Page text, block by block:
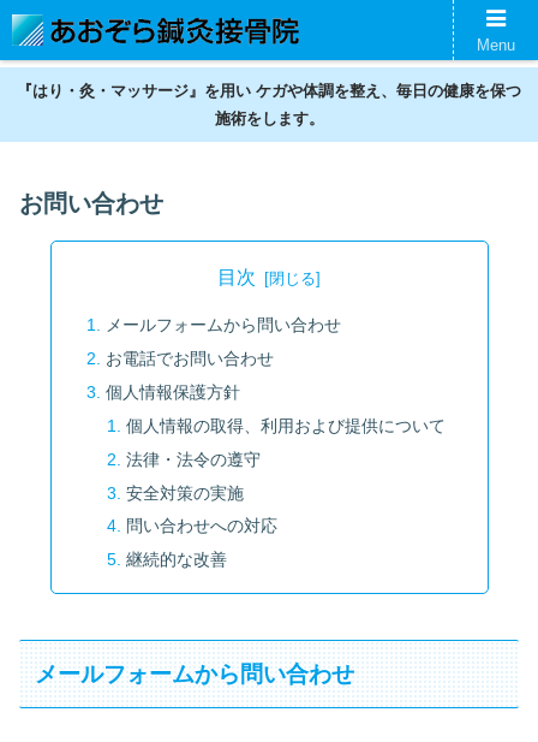
名古屋の鍼灸接骨院。神経痛、スポーツ傷害、美容鍼、ギックリ腰などの不調
を整えます。
『はり・灸・マッサージ』を用い ケガや体調を整え、毎日の健康を保つ
施術をします。
お問い合わせ
目次
メールフォームから問い合わせ
お電話でお問い合わせ
個人情報保護方針
個人情報の取得、利用および提供について
法律・法令の遵守
安全対策の実施
問い合わせへの対応
継続的な改善
メールフォームから問い合わせ
Menu